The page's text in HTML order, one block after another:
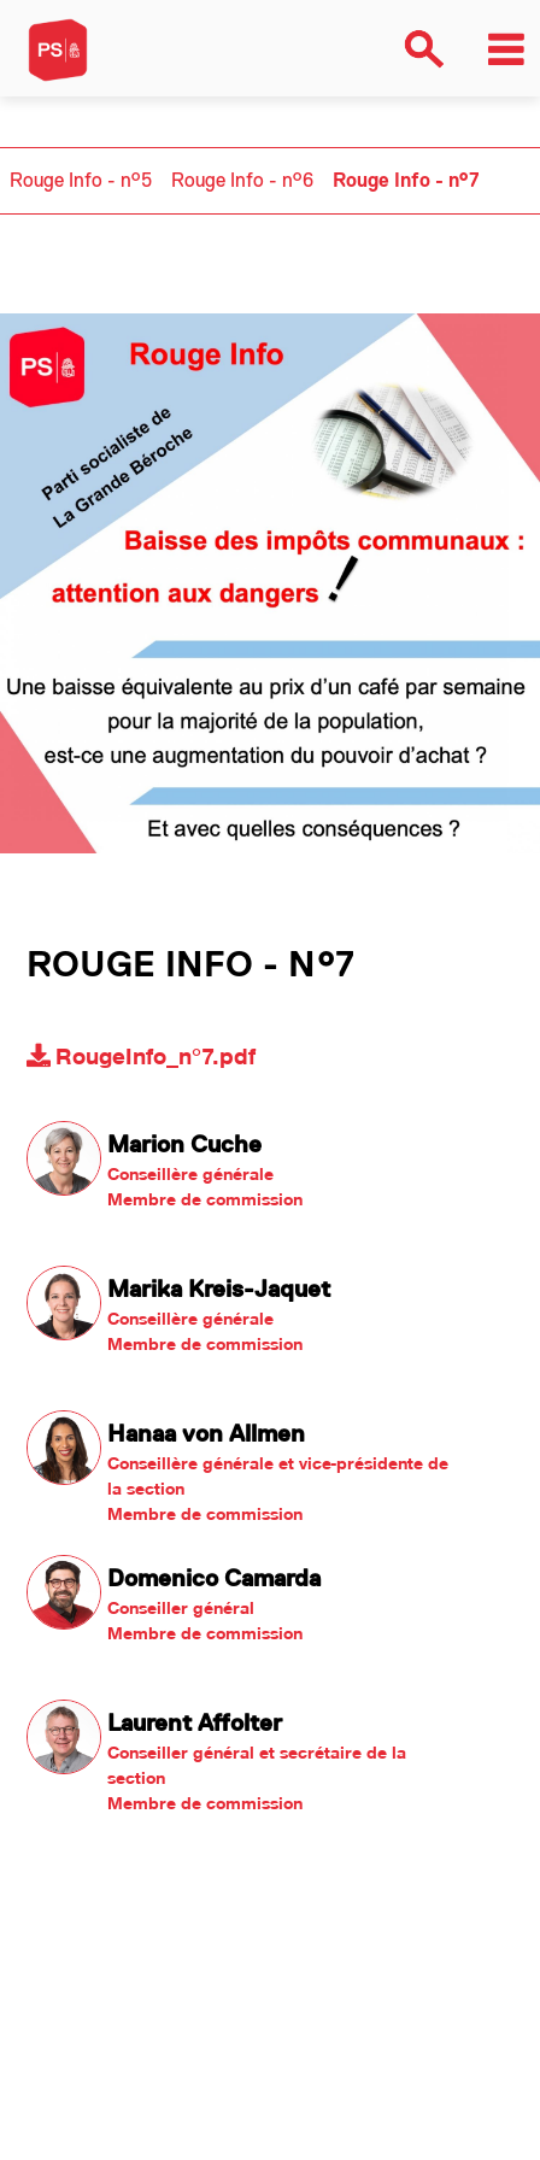
rouge-info-n7rouge-info-n7rouge-info-n7>ArrayNONONONONO
Rouge Info - n°5 Rouge Info - n°6 Rouge Info - n°7
ROUGE INFO - N°7
RougeInfo_n°7.pdf
Marion Cuche
Conseillère générale
Membre de commission
Marika Kreis-Jaquet
Conseillère générale
Membre de commission
Hanaa von Allmen
Conseillère générale et vice-présidente de
la section
Membre de commission
Domenico Camarda
Conseiller général
Membre de commission
Laurent Affolter
Conseiller général et secrétaire de la
section
Membre de commission